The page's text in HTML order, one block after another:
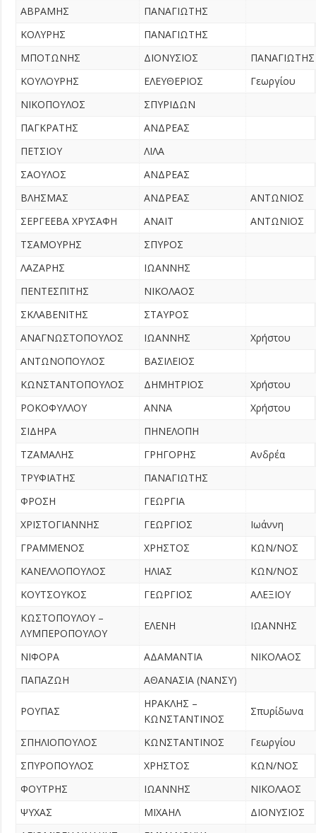
ΑΒΡΑΜΗΣ
ΠΑΝΑΓΙΩΤΗΣ
ΚΟΛΥΡΗΣ
ΠΑΝΑΓΙΩΤΗΣ
ΜΠΟΤΩΝΗΣ
ΔΙΟΝΥΣΙΟΣ
ΠΑΝΑΓΙΩΤΗΣ
ΚΟΥΛΟΥΡΗΣ
ΕΛΕΥΘΕΡΙΟΣ
Γεωργίου
ΝΙΚΟΠΟΥΛΟΣ
ΣΠΥΡΙΔΩΝ
ΠΑΓΚΡΑΤΗΣ
ΑΝΔΡΕΑΣ
ΠΕΤΣΙΟΥ
ΛΙΛΑ
ΣΑΟΥΛΟΣ
ΑΝΔΡΕΑΣ
ΒΛΗΣΜΑΣ
ΑΝΔΡΕΑΣ
ΑΝΤΩΝΙΟΣ
ΣΕΡΓΕΕΒΑ ΧΡΥΣΑΦΗ
ΑΝΑΪΤ
ΑΝΤΩΝΙΟΣ
ΤΣΑΜΟΥΡΗΣ
ΣΠΥΡΟΣ
ΛΑΖΑΡΗΣ
ΙΩΑΝΝΗΣ
ΠΕΝΤΕΣΠΙΤΗΣ
ΝΙΚΟΛΑΟΣ
ΣΚΛΑΒΕΝΙΤΗΣ
ΣΤΑΥΡΟΣ
ΑΝΑΓΝΩΣΤΟΠΟΥΛΟΣ
ΙΩΑΝΝΗΣ
Χρήστου
ΑΝΤΩΝΟΠΟΥΛΟΣ
ΒΑΣΙΛΕΙΟΣ
ΚΩΝΣΤΑΝΤΟΠΟΥΛΟΣ
ΔΗΜΗΤΡΙΟΣ
Χρήστου
ΡΟΚΟΦΥΛΛΟΥ
ΑΝΝΑ
Χρήστου
ΣΙΔΗΡΑ
ΠΗΝΕΛΟΠΗ
ΤΖΑΜΑΛΗΣ
ΓΡΗΓΟΡΗΣ
Ανδρέα
ΤΡΥΦΙΑΤΗΣ
ΠΑΝΑΓΙΩΤΗΣ
ΦΡΟΣΗ
ΓΕΩΡΓΙΑ
ΧΡΙΣΤΟΓΙΑΝΝΗΣ
ΓΕΩΡΓΙΟΣ
Ιωάννη
ΓΡΑΜΜΕΝΟΣ
ΧΡΗΣΤΟΣ
ΚΩΝ/ΝΟΣ
ΚΑΝΕΛΛΟΠΟΥΛΟΣ
ΗΛΙΑΣ
ΚΩΝ/ΝΟΣ
ΚΟΥΤΣΟΥΚΟΣ
ΓΕΩΡΓΙΟΣ
ΑΛΕΞΙΟΥ
ΚΩΣΤΟΠΟΥΛΟΥ –
ΛΥΜΠΕΡΟΠΟΥΛΟΥ
ΕΛΕΝΗ ΙΩΑΝΝΗΣ
ΝΙΦΟΡΑ ΑΔΑΜΑΝΤΙΑ
ΝΙΚΟΛΑΟΣ
ΠΑΠΑΖΩΗ
ΑΘΑΝΑΣΙΑ (ΝΑΝΣΥ)
ΡΟΥΠΑΣ
ΗΡΑΚΛΗΣ –
ΚΩΝΣΤΑΝΤΙΝΟΣ
Σπυρίδωνα
ΣΠΗΛΙΟΠΟΥΛΟΣ ΚΩΝΣΤΑΝΤΙΝΟΣ
Γεωργίου
ΣΠΥΡΟΠΟΥΛΟΣ
ΧΡΗΣΤΟΣ
ΚΩΝ/ΝΟΣ
ΦΟΥΤΡΗΣ
ΙΩΑΝΝΗΣ
ΝΙΚΟΛΑΟΣ
ΨΥΧΑΣ
ΜΙΧΑΗΛ
ΔΙΟΝΥΣΙΟΣ